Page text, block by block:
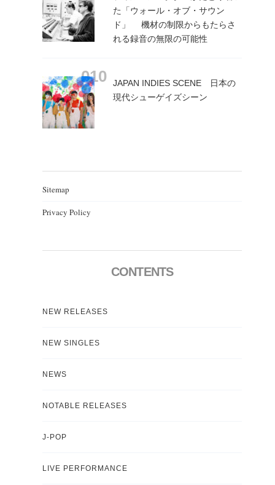
た「ウォール・オブ・サウン
ド」 機材の制限からもたらさ
れる録音の無限の可能性
JAPAN INDIES SCENE 日本の
現代シューゲイズシーン
Sitemap
Privacy Policy
CONTENTS
NEW RELEASES
NEW SINGLES
NEWS
NOTABLE RELEASES
J-POP
LIVE PERFORMANCE